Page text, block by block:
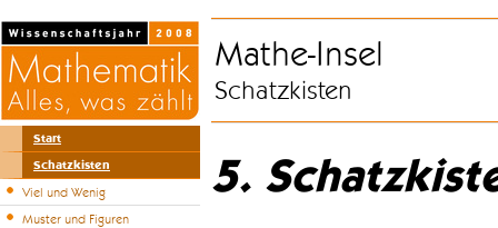
Start
Schatzkisten
Viel und Wenig
Muster und Figuren
Mathe-Insel
Schatzkisten
5.